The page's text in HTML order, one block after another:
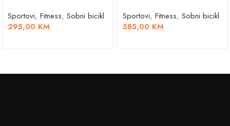
Sportovi, Fitness, Sobni bicikl
295,00 KM
Sportovi, Fitness, Sobni bicikl
585,00 KM